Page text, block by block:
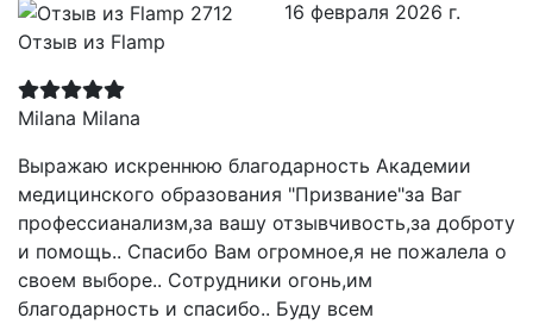
Отзыв из Flamp
16 февраля 2026 г.
Milana Milana
Выражаю искреннюю благодарность Академии
медицинского образования "Призвание"за Ваг
профессианализм,за вашу отзывчивость,за доброту
и помощь.. Спасибо Вам огромное,я не пожалела о
своем выборе.. Сотрудники огонь,им
благодарность и спасибо.. Буду всем